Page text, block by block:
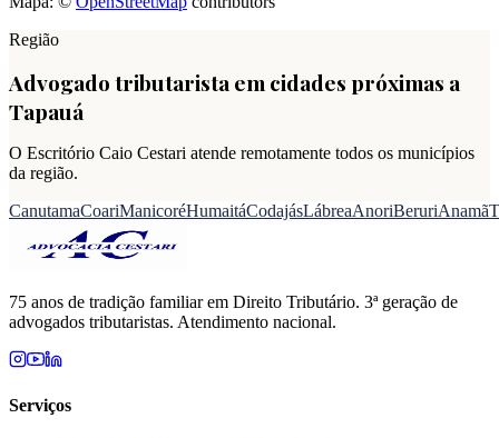
Região
Advogado tributarista em cidades próximas a
Tapauá
O Escritório Caio Cestari atende remotamente todos os municípios
da região.
CanutamaCoariManicoréHumaitáCodajásLábreaAnoriBeruriAnamã
75 anos de tradição familiar em Direito Tributário. 3ª geração de
advogados tributaristas. Atendimento nacional.
Serviços